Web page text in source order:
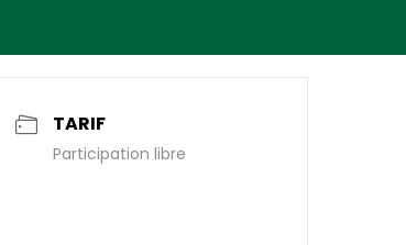
TARIF
Participation libre